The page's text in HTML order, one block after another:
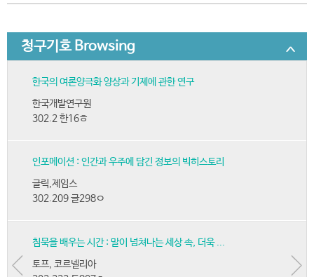
청구기호 Browsing
한국의 여론양극화 양상과 기제에 관한 연구
한국개발연구원
302.2 한16ㅎ
인포메이션 : 인간과 우주에 담긴 정보의 빅히스토리
글릭,제임스
302.209 글298ㅇ
침묵을 배우는 시간 : 말이 넘쳐나는 세상 속, 더욱 ...
토프, 코르넬리아